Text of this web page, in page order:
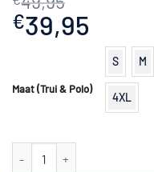
Oorspronkelijke
prijs
€49,95.
€39,95
€39,95.
Maat (Trui & Polo)
S M
4XL